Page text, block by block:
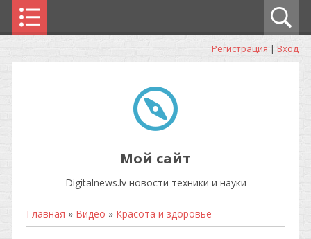
Регистрация | Вход
Мой сайт
Digitalnews.lv новости техники и науки
Главная » Видео » Красота и здоровье